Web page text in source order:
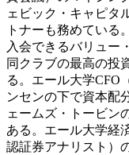
ェビック・キャピタ
トナーも務めている
入会できるバリュー
同クラブの最高の投
る。エール大学CFO
ンセンの下で資本配
ェームズ・トービン
ある。エール大学経
認証券アナリスト）